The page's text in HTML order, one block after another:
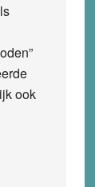
ook